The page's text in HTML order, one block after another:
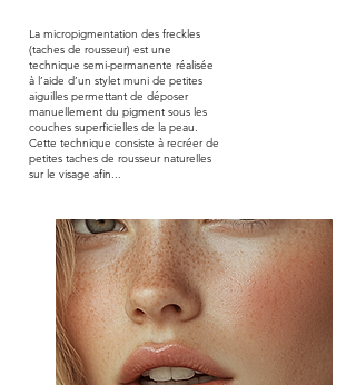
La micropigmentation des freckles
(taches de rousseur) est une
technique semi-permanente réalisée
à l’aide d’un stylet muni de petites
aiguilles permettant de déposer
manuellement du pigment sous les
couches superficielles de la peau.
Cette technique consiste à recréer de
petites taches de rousseur naturelles
sur le visage afin...